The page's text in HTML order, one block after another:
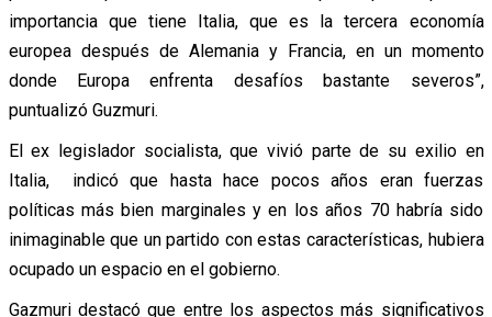
importancia que tiene Italia, que es la tercera economía
europea después de Alemania y Francia, en un momento
donde Europa enfrenta desafíos bastante severos”,
puntualizó Guzmuri.
El ex legislador socialista, que vivió parte de su exilio en
Italia, indicó que hasta hace pocos años eran fuerzas
políticas más bien marginales y en los años 70 habría sido
inimaginable que un partido con estas características, hubiera
ocupado un espacio en el gobierno.
Gazmuri destacó que entre los aspectos más significativos